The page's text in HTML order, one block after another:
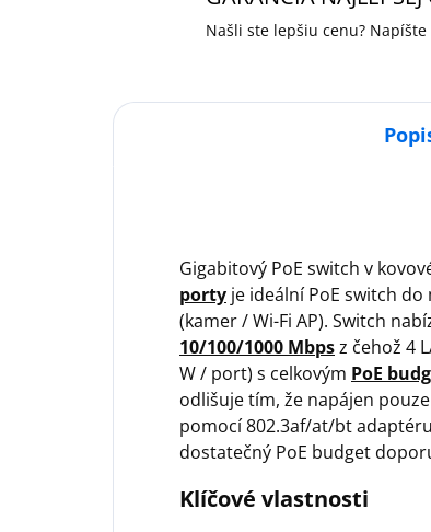
Našli ste lepšiu cenu? Napíšte
Gigabitový PoE switch v
porty je ideální PoE switch
(kamer / Wi-Fi AP). Switch
10/100/1000 Mbpsz čehož 4
W / port) s celkovým PoE
odlišuje tím, že napájen pouze
pomocí 802.3af/at/bt
dostatečný PoE budget
Klíčové vlastnosti